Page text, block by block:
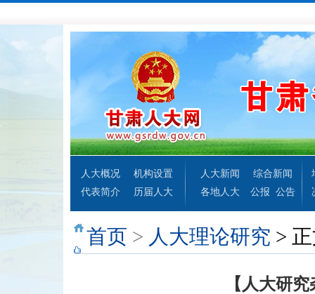
人大概况
机构设置
代表简介
历届人大
人大新闻
综合新闻
各地人大
公报 公告
首页 > 人大理论研究 >
【人大研